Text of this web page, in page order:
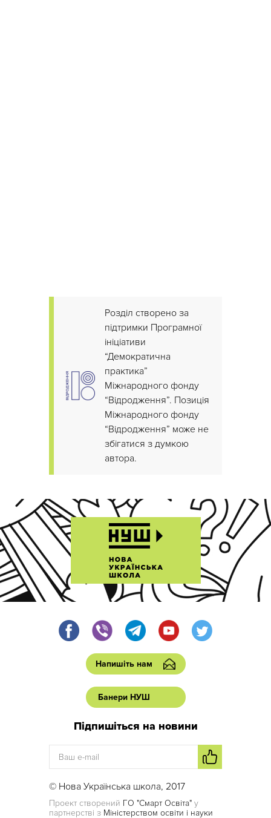
Розділ створено за
підтримки Програмної
ініціативи
“Демократична
практика”
Міжнародного фонду
“Відродження”. Позиція
Міжнародного фонду
“Відродження” може не
збігатися з думкою
автора.
Напишіть нам
Банери НУШ
Підпишіться на новини
© Нова Українська школа, 2017
Проект створений ГО "Смарт Освіта" у
партнерстві з Міністерством освіти і науки